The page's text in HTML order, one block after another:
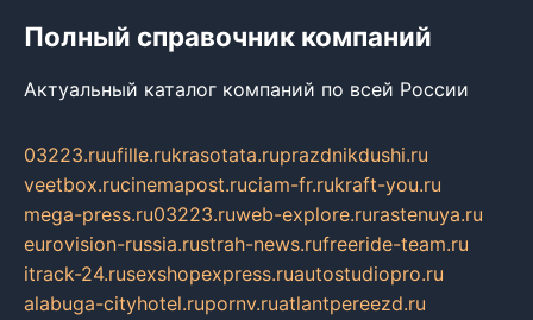
Полный справочник компаний
Актуальный каталог компаний по всей России
03223.ruufille.rukrasotata.ruprazdnikdushi.ru
veetbox.rucinemapost.ruciam-fr.rukraft-you.ru
mega-press.ru03223.ruweb-explore.rurastenuya.ru
eurovision-russia.rustrah-news.rufreeride-team.ru
itrack-24.rusexshopexpress.ruautostudiopro.ru
alabuga-cityhotel.rupornv.ruatlantpereezd.ru